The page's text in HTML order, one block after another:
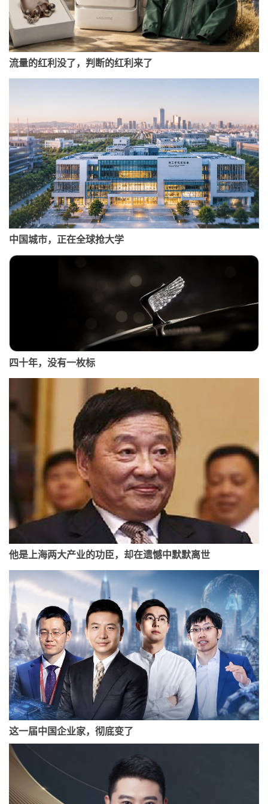
流量的红利没了，判断的红利来了
中国城市，正在全球抢大学
四十年，没有一枚标
他是上海两大产业的功臣，却在遗憾中默默离世
这一届中国企业家，彻底变了